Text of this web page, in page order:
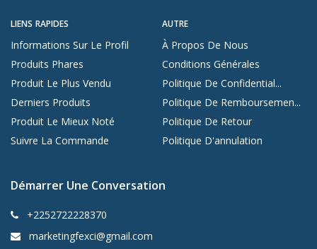
LIENS RAPIDES
Informations Sur Le Profil
Produits Phares
Produit Le Plus Vendu
Derniers Produits
Produit Le Mieux Noté
Suivre La Commande
AUTRE
À Propos De Nous
Conditions Générales
Politique De Confidential...
Politique De Remboursemen...
Politique De Retour
Politique D'annulation
Démarrer Une Conversation
+2252722228370
marketingfexci@gmail.com